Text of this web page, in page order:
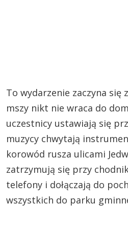
To wydarzenie zaczyna się
mszy nikt nie wraca do
uczestnicy ustawiają się
muzycy chwytają
korowód rusza ulicami
zatrzymują się przy
telefony i dołączają do
wszystkich do parku